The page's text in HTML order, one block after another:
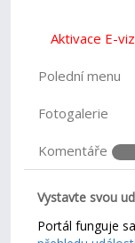
Aktivace E-
Polední menu
Fotogalerie
Komentáře
Vystavte svou
Portál funguje